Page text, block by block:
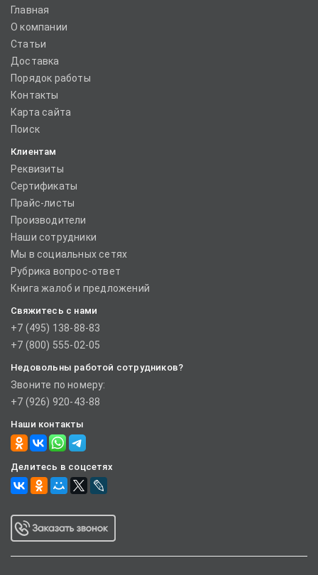
Главная
О компании
Статьи
Доставка
Порядок работы
Контакты
Карта сайта
Поиск
Клиентам
Реквизиты
Сертификаты
Прайс-листы
Производители
Наши сотрудники
Мы в социальных сетях
Рубрика вопрос-ответ
Книга жалоб и предложений
Свяжитесь с нами
+7 (495) 138-88-83
+7 (800) 555-02-05
Недовольны работой сотрудников?
Звоните по номеру:
+7 (926) 920-43-88
Наши контакты
Делитесь в соцсетях